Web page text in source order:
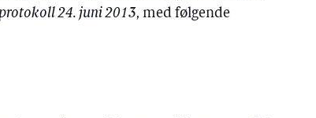
24. juni 2013, med følgende